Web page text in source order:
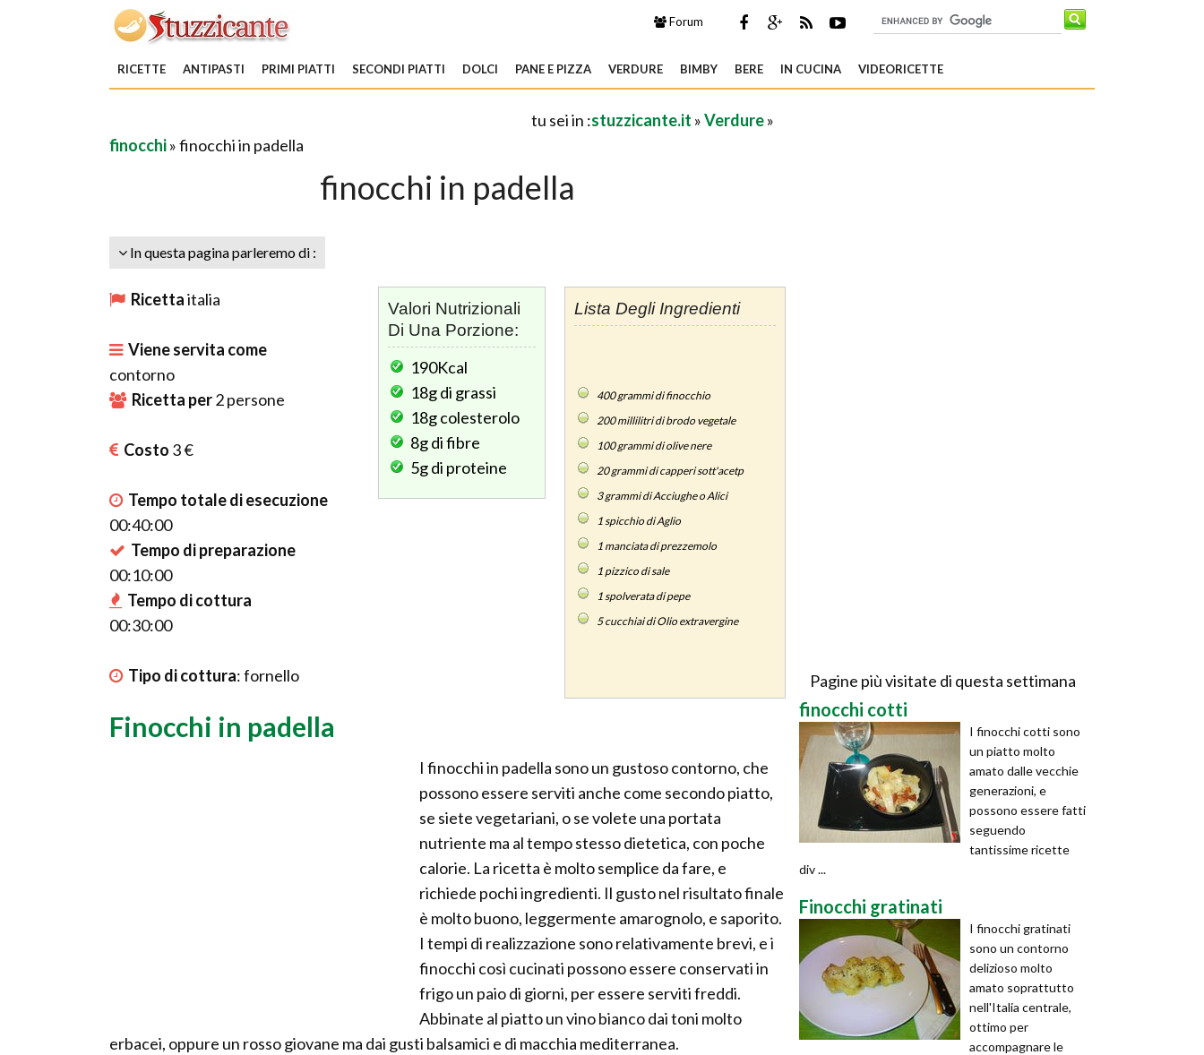
Forum
RICETTE ANTIPASTI PRIMI PIATTI SECONDI PIATTI DOLCI PANE E PIZZA VERDURE BIMBY BERE IN CUCINA VIDEORICETTE
tu sei in :stuzzicante.it »Verdure»
finocchi» finocchi in padella
finocchi in padella
In questa pagina parleremo di :
Ricettaitalia
Viene servita come
contorno
Ricetta per2persone
Costo 3 €
Tempo totale di esecuzione
00:40:00
Tempo di preparazione
00:10:00
Tempo di cottura
00:30:00
Tipo di cottura:fornello
Lista Degli Ingredienti
400grammi di finocchio
200millilitri di brodo vegetale
100grammi di olive nere
20grammi di capperi sott'acetp
3grammi di Acciughe o Alici
1spicchio di Aglio
1manciata di prezzemolo
1pizzico di sale
1spolverata di pepe
5cucchiai di Olio extravergine
Valori Nutrizionali
Di Una Porzione:
190Kcal
18gdi grassi
18gcolesterolo
8gdi fibre
5gdi proteine
Finocchi in padella
I finocchi in padella sono un gustoso contorno, che
possono essere serviti anche come secondo piatto,
se siete vegetariani, o se volete una portata
nutriente ma al tempo stesso dietetica, con poche
calorie. La ricetta è molto semplice da fare, e
richiede pochi ingredienti. Il gusto nel risultato finale
è molto buono, leggermente amarognolo, e saporito.
I tempi di realizzazione sono relativamente brevi, e i
finocchi così cucinati possono essere conservati in
frigo un paio di giorni, per essere serviti freddi.
Abbinate al piatto un vino bianco dai toni molto
erbacei, oppure un rosso giovane ma dai gusti balsamici e di macchia mediterranea.
Pagine più visitate di questa settimana
finocchi cotti
I finocchi cotti sono
un piatto molto
amato dalle vecchie
generazioni, e
possono essere fatti
seguendo
tantissime ricette
div ...
Finocchi gratinati
I finocchi gratinati
sono un contorno
delizioso molto
amato soprattutto
nell'Italia centrale,
ottimo per
accompagnare le